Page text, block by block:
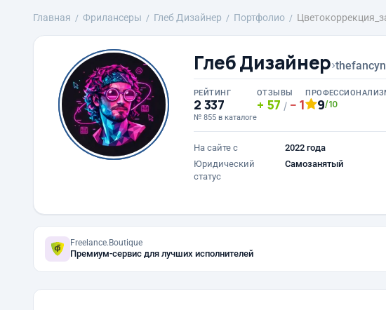
Главная Фрилансеры Глеб Дизайнер Портфолио
Глеб Дизайнер›
РЕЙТИНГ
2 337
№ 855 в каталоге
ОТЗЫВЫ
57 / 1 9/10
На сайте с
2022 года
Юридический
статус
Самозанятый
Freelance.Boutique
Премиум-сервис для лучших исполнителей